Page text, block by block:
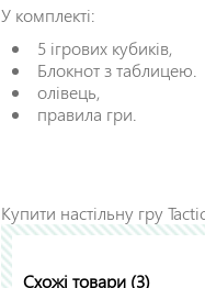
У комплекті:
5 ігрових кубиків,
Блокнот з таблицею.
олівець,
правила гри.
Купити настільну гру
Схожі товари (3)